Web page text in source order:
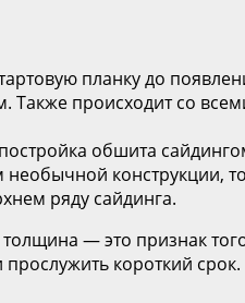
планку до
Также происходит со
обшита
конструкции,
ряду сайдинга.
— это признак
короткий срок.